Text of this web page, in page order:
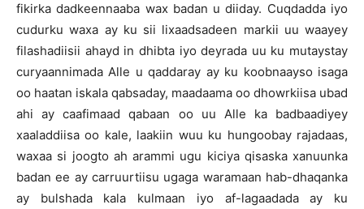
fikirka dadkeennaaba wax badan u diiday. Cuqdadda iyo
cudurku waxa ay ku sii lixaadsadeen markii uu waayey
filashadiisii ahayd in dhibta iyo deyrada uu ku mutaystay
curyaannimada Alle u qaddaray ay ku koobnaayso isaga
oo haatan iskala qabsaday, maadaama oo dhowrkiisa ubad
ahi ay caafimaad qabaan oo uu Alle ka badbaadiyey
xaaladdiisa oo kale, laakiin wuu ku hungoobay rajadaas,
waxaa si joogto ah arammi ugu kiciya qisaska xanuunka
badan ee ay carruurtiisu ugaga waramaan hab-dhaqanka
ay bulshada kala kulmaan iyo af-lagaadada ay ku